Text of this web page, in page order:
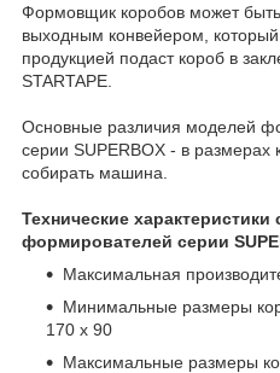
Формовщик коробов может
выходным конвейером,
продукцией подаст короб в
STARTAPE.
Основные различия моделей
серии SUPERBOX - в размерах
собирать машина.
Технические
формирователей серии
Максимальная
Минимальные размеры
170 x 90
Максимальные размеры